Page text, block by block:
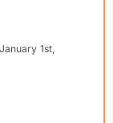
1st,